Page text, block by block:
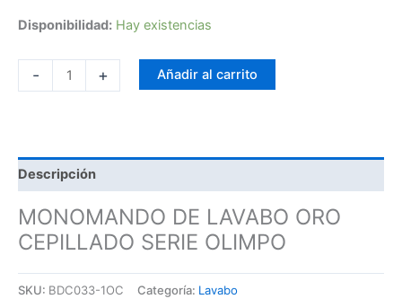
Disponibilidad: Hay existencias
- + Añadir al carrito
Descripción
MONOMANDO DE LAVABO ORO
CEPILLADO SERIE OLIMPO
SKU: BDC033-1OC Categoría: Lavabo